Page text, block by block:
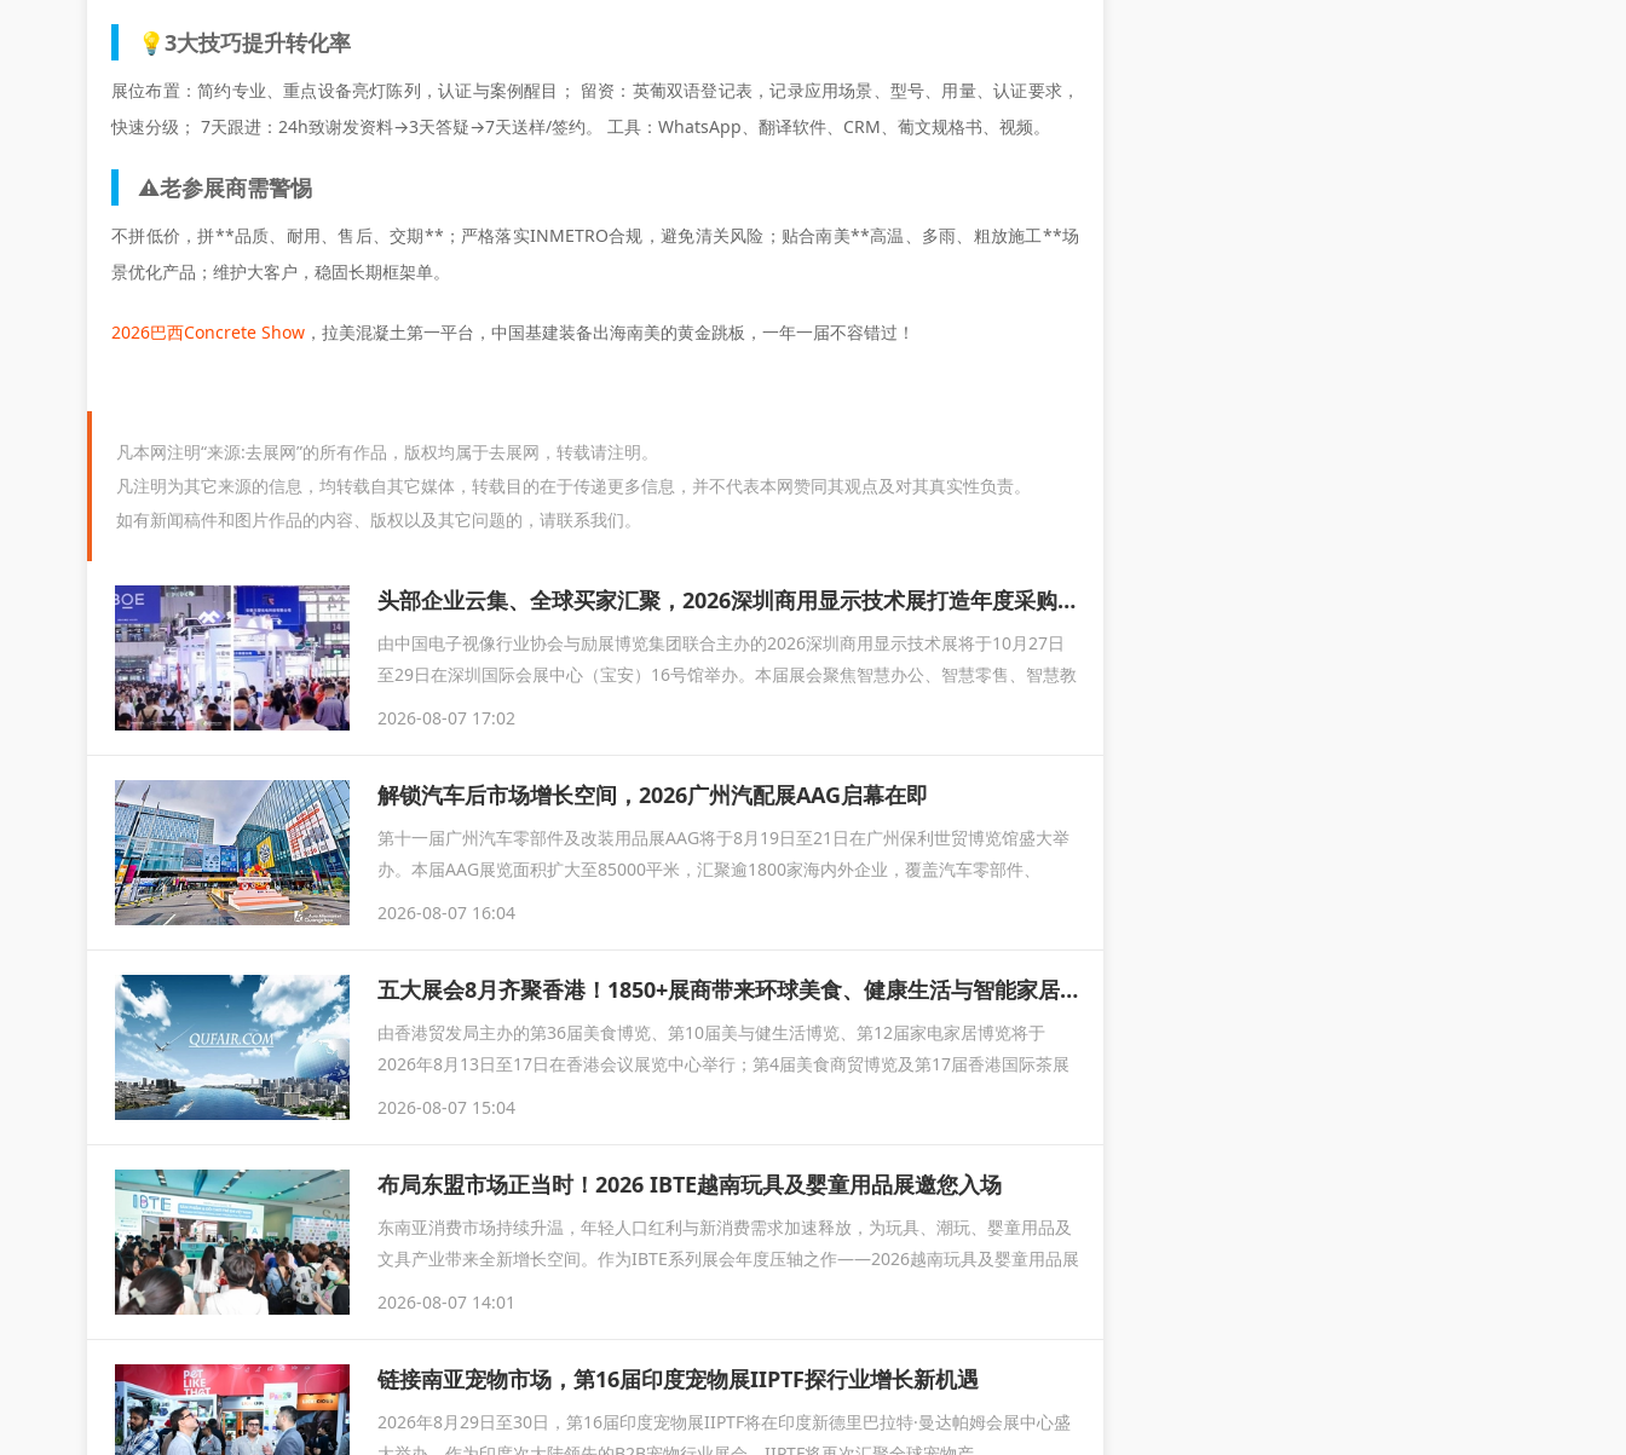
💡3大技巧提升转化率
展位布置：简约专业、重点设备亮灯陈列，认证与案例醒目； 留资：英葡双语登记表，记录应用场景、型号、用量、认证要求，
快速分级； 7天跟进：24h致谢发资料→3天答疑→7天送样/签约。 工具：WhatsApp、翻译软件、CRM、葡文规格书、视频。
⚠️老参展商需警惕
不拼低价，拼**品质、耐用、售后、交期**；严格落实INMETRO合规，避免清关风险；贴合南美**高温、多雨、粗放施工**场
景优化产品；维护大客户，稳固长期框架单。
2026巴西Concrete Show ，拉美混凝土第一平台，中国基建装备出海南美的黄金跳板，一年一届不容错过！
凡本网注明“来源:去展网”的所有作品，版权均属于去展网，转载请注明。
凡注明为其它来源的信息，均转载自其它媒体，转载目的在于传递更多信息，并不代表本网赞同其观点及对其真实性负责。
如有新闻稿件和图片作品的内容、版权以及其它问题的，请联系我们。
头部企业云集、全球买家汇聚，2026深圳商用显示技术展打造年度采购现场
由中国电子视像行业协会与励展博览集团联合主办的2026深圳商用显示技术展将于10月27日
至29日在深圳国际会展中心（宝安）16号馆举办。本届展会聚焦智慧办公、智慧零售、智慧教
2026-08-07 17:02
解锁汽车后市场增长空间，2026广州汽配展AAG启幕在即
第十一届广州汽车零部件及改装用品展AAG将于8月19日至21日在广州保利世贸博览馆盛大举
办。本届AAG展览面积扩大至85000平米，汇聚逾1800家海内外企业，覆盖汽车零部件、
2026-08-07 16:04
五大展会8月齐聚香港！1850+展商带来环球美食、健康生活与智能家居盛宴
由香港贸发局主办的第36届美食博览、第10届美与健生活博览、第12届家电家居博览将于
2026年8月13日至17日在香港会议展览中心举行；第4届美食商贸博览及第17届香港国际茶展
2026-08-07 15:04
布局东盟市场正当时！2026 IBTE越南玩具及婴童用品展邀您入场
东南亚消费市场持续升温，年轻人口红利与新消费需求加速释放，为玩具、潮玩、婴童用品及
文具产业带来全新增长空间。作为IBTE系列展会年度压轴之作——2026越南玩具及婴童用品展
2026-08-07 14:01
链接南亚宠物市场，第16届印度宠物展IIPTF探行业增长新机遇
2026年8月29日至30日，第16届印度宠物展IIPTF将在印度新德里巴拉特·曼达帕姆会展中心盛